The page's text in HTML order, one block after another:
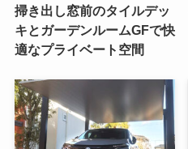
掃き出し窓前のタイルデッ
キとガーデンルームGFで快
適なプライベート空間